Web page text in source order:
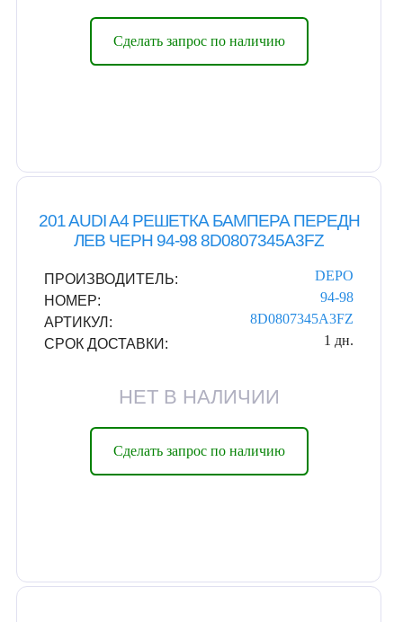
Сделать запрос по наличию
201 AUDI A4 РЕШЕТКА БАМПЕРА ПЕРЕДН
ЛЕВ ЧЕРН 94-98 8D0807345A3FZ
ПРОИЗВОДИТЕЛЬ:
DEPO
НОМЕР:
94-98
АРТИКУЛ:
8D0807345A3FZ
СРОК ДОСТАВКИ:
1 дн.
НЕТ В НАЛИЧИИ
Сделать запрос по наличию